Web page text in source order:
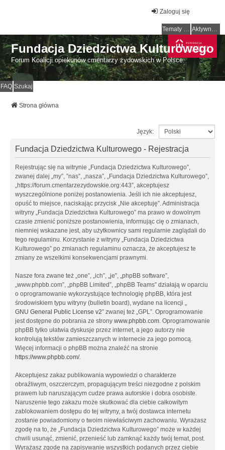
Zaloguj się
Tematy bez odpowiedzi Aktywne tematy
Fundacja Dziedzictwa Kulturowego
Forum Koalicji opiekunów cmentarzy żydowskich w Polsce.
FAQ Szukaj
Strona główna
Język:
Fundacja Dziedzictwa Kulturowego - Rejestracja
Rejestrując się na witrynie „Fundacja Dziedzictwa Kulturowego”,
zwanej dalej „my”, ”nas”, „nasza”, „Fundacja Dziedzictwa Kulturowego”,
„https://forum.cmentarzezydowskie.org:443”, akceptujesz
wyszczególnione poniżej postanowienia. Jeśli ich nie akceptujesz,
opuść to miejsce, naciskając przycisk „Nie akceptuję”. Administracja
witryny „Fundacja Dziedzictwa Kulturowego” ma prawo w dowolnym
czasie zmienić poniższe postanowienia, informując cię o zmianach,
niemniej wskazane jest, aby użytkownicy sami regularnie zaglądali do
tego regulaminu. Korzystanie z witryny „Fundacja Dziedzictwa
Kulturowego” po zmianach regulaminu oznacza, że akceptujesz te
zmiany ze wszelkimi konsekwencjami prawnymi.
Nasze fora zwane też „one”, „ich”, „je”, „phpBB software”,
„www.phpbb.com”, „phpBB Limited”, „phpBB Teams” działają w oparciu
o oprogramowanie wykorzystujące technologię phpBB, która jest
środowiskiem typu witryny (bulletin board), wydane na licencji „
GNU General Public License v2” zwanej też „GPL”. Oprogramowanie
jest dostępne do pobrania ze strony www.phpbb.com. Oprogramowanie
phpBB tylko ułatwia dyskusje przez internet, a jego autorzy nie
kontrolują tekstów zamieszczanych w internecie za jego pomocą.
Więcej informacji o phpBB można znaleźć na stronie
https://www.phpbb.com/.
Akceptujesz zakaz publikowania wypowiedzi o charakterze
obraźliwym, oszczerczym, propagującym treści niezgodne z polskim
prawem lub naruszającym cudze prawa autorskie i dobra osobiste.
Naruszenie tego zakazu może skutkować dla ciebie całkowitym
zablokowaniem dostępu do tej witryny, a twój dostawca internetu
zostanie powiadomiony o twoim niewłaściwym zachowaniu. Wyrażasz
zgodę na to, że „Fundacja Dziedzictwa Kulturowego” może w każdej
chwili usunąć, zmienić, przenieść lub zamknąć każdy twój temat, post.
Wyrażasz zgodę na zapisywanie wszystkich podanych przez ciebie